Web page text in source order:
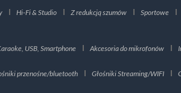
Hi-Fi & Studio Z redukcją szumów Sportowe
USB, Smartphone Akcesoria do mikrofonów
przenośne/bluetooth Głośniki Streaming/WIFI